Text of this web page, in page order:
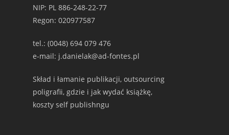
NIP: PL 886-248-22-77
Regon: 020977587
tel.: (0048) 694 079 476
e-mail: j.danielak@ad-fontes.pl
Skład i łamanie publikacji, outsourcing
poligrafii, gdzie i jak wydać książkę,
koszty self publishngu